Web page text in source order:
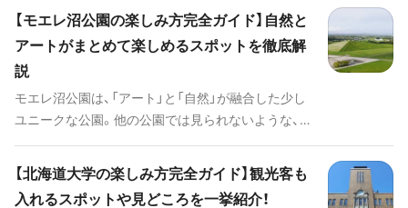
など、季節ごとにイベントを楽しめるのも円山公園
の面白さでしょう。 ここでは、そんな円山公園の楽
しみ方を解説していきます。さらに円山動物園と北
海道神宮の魅力にも触れますので、ぜひ円山を観光
する際はこの2つのスポットにも立ち寄ってみてく
ださいね。
【モエレ沼公園の楽しみ方完全ガイド】自然と
アートがまとめて楽しめるスポットを徹底解
説
モエレ沼公園は、「アート」と「自然」が融合した少し
ユニークな公園。他の公園では見られないような、斬
桜や紅葉など、四季折々の自然とアート作品が融合
した姿はまさに「1つの彫刻作品」だと言えるでしょ
【北海道大学の楽しみ方完全ガイド】観光客も
入れるスポットや見どころを一挙紹介！